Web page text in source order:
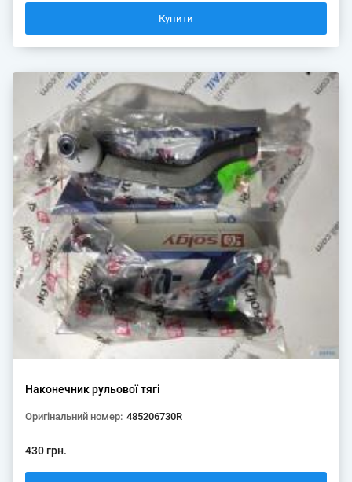
Наконечник рульової тягі
Оригінальний номер: 485206730R
430 грн.